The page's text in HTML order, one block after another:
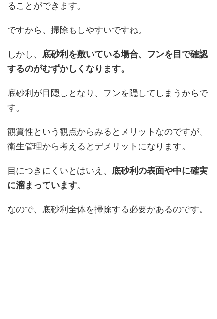
ることができます。
ですから、掃除もしやすいですね。
しかし、 底砂利を敷いている場合、フンを目で確認
するのがむずかしくなります。
底砂利が目隠しとなり、フンを隠してしまうからで
す。
観賞性という観点からみるとメリットなのですが、
衛生管理から考えるとデメリットになります。
目につきにくいとはいえ、 底砂利の表面や中に確実
に溜まっています。
なので、底砂利全体を掃除する必要があるのです。